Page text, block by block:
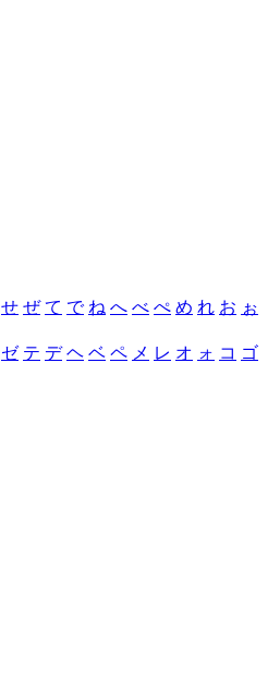
せ ぜ て で ね へ べ ぺ め れ お ぉ
ゼ テ デ ヘ ベ ペ メ レ オ ォ コ ゴ